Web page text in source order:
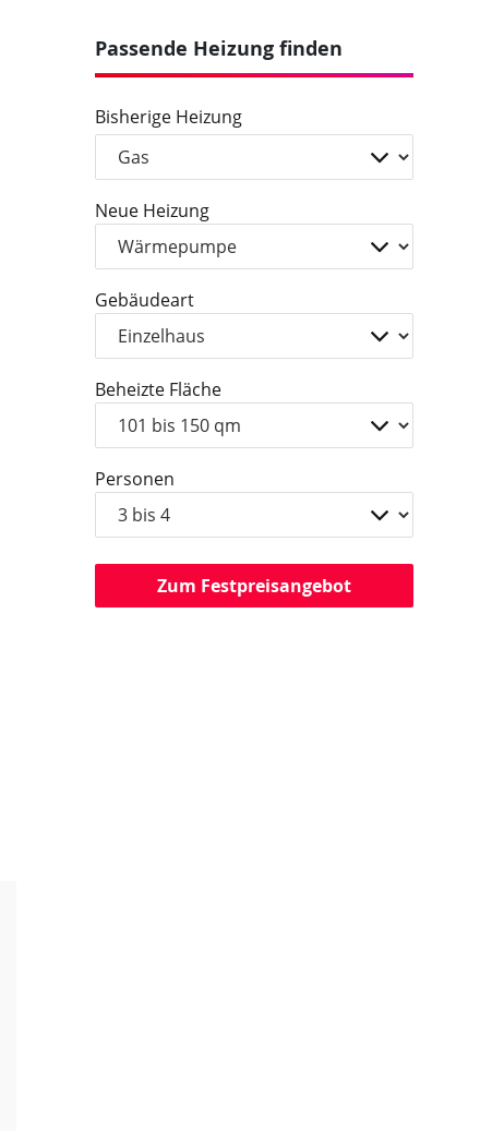
Passende Heizung finden
Bisherige Heizung
Neue Heizung
Gebäudeart
Beheizte Fläche
Personen
Zum Festpreisangebot